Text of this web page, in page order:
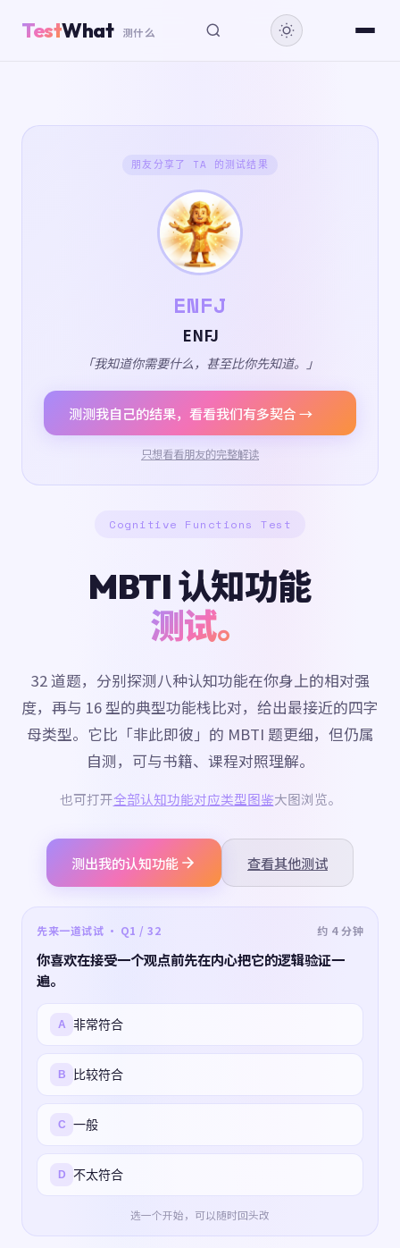
TestWhat 测什么
朋友分享了 TA 的测试结果
ENFJ
ENFJ
「我知道你需要什么，甚至比你先知道。」
测测我自己的结果，看看我们有多契合 →
只想看看朋友的完整解读
Cognitive Functions Test
MBTI 认知功能
测试。
32 道题，分别探测八种认知功能在你身上的相对强
度，再与 16 型的典型功能栈比对，给出最接近的四字
母类型。它比「非此即彼」的 MBTI 题更细，但仍属
自测，可与书籍、课程对照理解。
也可打开全部认知功能对应类型图鉴大图浏览。
测出我的认知功能 查看其他测试
先来一道试试 · Q1 / 32 约 4 分钟
你喜欢在接受一个观点前先在内心把它的逻辑验证一
遍。
A 非常符合
B 比较符合
C 一般
D 不太符合
选一个开始，可以随时回头改